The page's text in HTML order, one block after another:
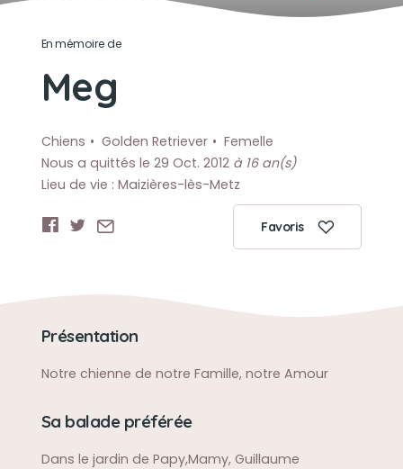
En mémoire de
Meg
Chiens Golden Retriever
Femelle
Nous a quittés le 29 Oct. 2012 à 16 an(s)
Lieu de vie : Maizières-lès-Metz
Favoris
Présentation
Notre chienne de notre Famille, notre Amour
Sa balade préférée
Dans le jardin de Papy,Mamy, Guillaume